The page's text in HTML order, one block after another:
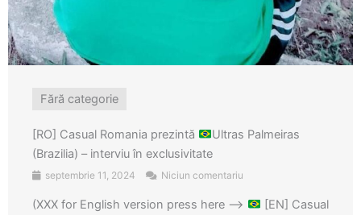
Fără categorie
[RO] Casual Romania prezintă
Ultras Palmeiras
(Brazilia) – interviu în exclusivitate
septembrie 11, 2024 Niciun comentariu
(XXX for English version press here –>
[EN] Casual